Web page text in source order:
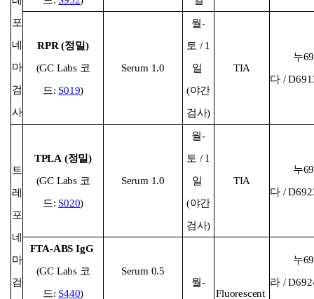
포
네
마
검
사
RPR (정밀)
(GC Labs 코
드: S019)
Serum 1.0
월-
토 / 1
일
(야간
검사)
TIA
누
다 /
트
레
포
네
마
검
TPLA (정밀)
(GC Labs 코
드: S020)
Serum 1.0
월-
토 / 1
일
(야간
검사)
TIA
누
다 /
FTA-ABS IgG
(GC Labs 코
드: S440)
Serum 0.5
월-
Fluorescent
누
라 /